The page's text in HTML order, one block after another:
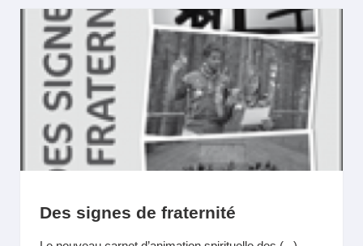
Des signes de fraternité